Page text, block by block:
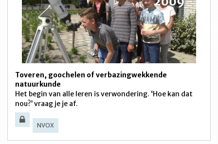
Toveren, goochelen of verbazingwekkende
natuurkunde
Het begin van alle leren is verwondering. ‘Hoe kan dat
nou?’ vraag je je af.
NVOX